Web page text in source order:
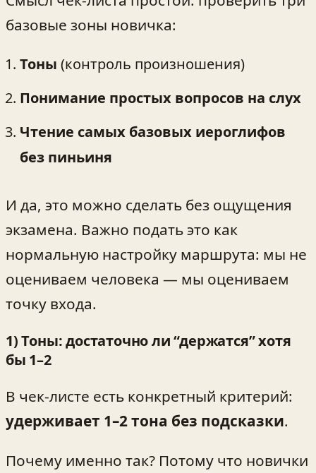
базовые зоны новичка:
Тоны (контроль произношения)
Понимание простых вопросов на слух
Чтение самых базовых иероглифов
без пиньиня
И да, это можно сделать без ощущения
экзамена. Важно подать это как
нормальную настройку маршрута: мы не
оцениваем человека — мы оцениваем
точку входа.
1) Тоны: достаточно ли “держатся” хотя
бы 1–2
В чек‑листе есть конкретный критерий:
удерживает 1–2 тона без подсказки.
Почему именно так? Потому что новички